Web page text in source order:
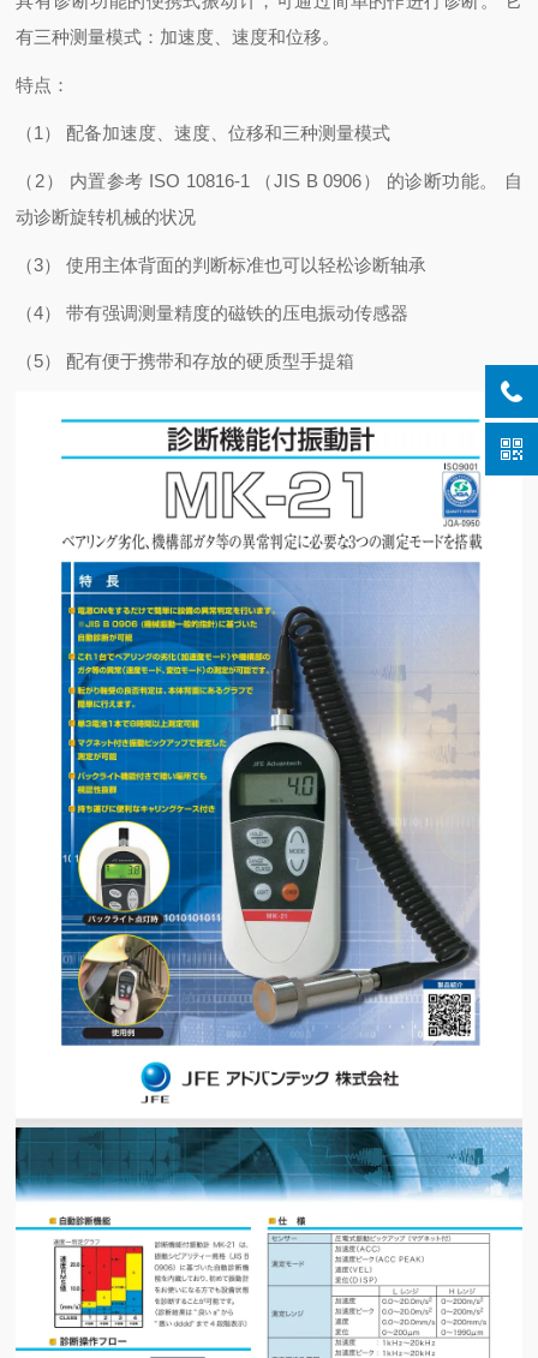
有三种测量模式：加速度、速度和位移。
特点：
（1） 配备加速度、速度、位移和三种测量模式
（2） 内置参考 ISO 10816-1 （JIS B 0906） 的诊断功能。 自
动诊断旋转机械的状况
（3） 使用主体背面的判断标准也可以轻松诊断轴承
（4） 带有强调测量精度的磁铁的压电振动传感器
（5） 配有便于携带和存放的硬质型手提箱